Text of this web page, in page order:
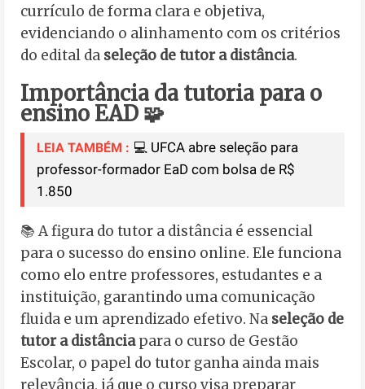
currículo de forma clara e objetiva,
evidenciando o alinhamento com os critérios
do edital da seleção de tutor a distância.
Importância da tutoria para o
ensino EAD 🧩
LEIA TAMBÉM : 💻 UFCA abre seleção para
professor-formador EaD com bolsa de R$
1.850
📚 A figura do tutor a distância é essencial
para o sucesso do ensino online. Ele funciona
como elo entre professores, estudantes e a
instituição, garantindo uma comunicação
fluida e um aprendizado efetivo. Na seleção de
tutor a distânciapara o curso de Gestão
Escolar, o papel do tutor ganha ainda mais
relevância, já que o curso visa preparar